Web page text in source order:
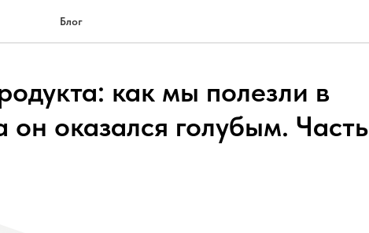
Блог
как мы полезли в
оказался голубым. Часть